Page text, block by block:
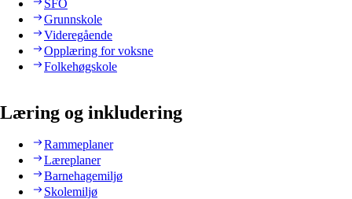
SFO
Grunnskole
Videregående
Opplæring for voksne
Folkehøgskole
Læring og inkludering
Rammeplaner
Læreplaner
Barnehagemiljø
Skolemiljø